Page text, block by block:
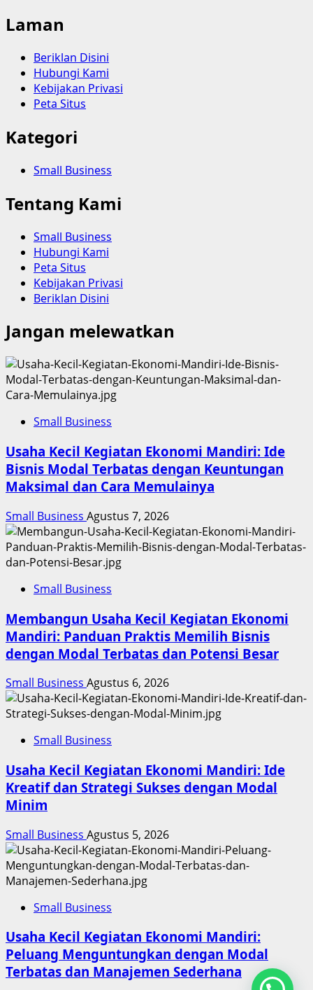
Laman
Beriklan Disini
Hubungi Kami
Kebijakan Privasi
Peta Situs
Kategori
Small Business
Tentang Kami
Small Business
Hubungi Kami
Peta Situs
Kebijakan Privasi
Beriklan Disini
Jangan melewatkan
Small Business
Usaha Kecil Kegiatan Ekonomi Mandiri: Ide
Bisnis Modal Terbatas dengan Keuntungan
Maksimal dan Cara Memulainya
Small Business Agustus 7, 2026
Small Business
Membangun Usaha Kecil Kegiatan Ekonomi
Mandiri: Panduan Praktis Memilih Bisnis
dengan Modal Terbatas dan Potensi Besar
Small Business Agustus 6, 2026
Small Business
Usaha Kecil Kegiatan Ekonomi Mandiri: Ide
Kreatif dan Strategi Sukses dengan Modal
Minim
Small Business Agustus 5, 2026
Small Business
Usaha Kecil Kegiatan Ekonomi Mandiri:
Peluang Menguntungkan dengan Modal
Terbatas dan Manajemen Sederhana